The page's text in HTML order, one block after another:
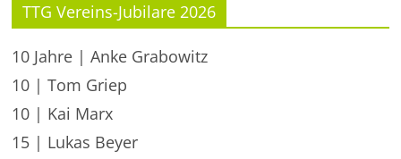
TTG Vereins-Jubilare 2026
10 Jahre | Anke Grabowitz
10 | Tom Griep
10 | Kai Marx
15 | Lukas Beyer